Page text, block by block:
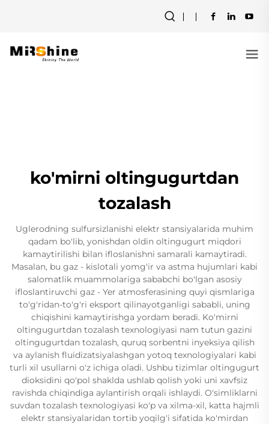
ko'mirni oltingugurtdan
tozalash
Uglerodning sulfursizlanishi elektr stansiyalarida muhim
qadam bo'lib, yonishdan oldin oltingugurt miqdori
kamaytirilishi bilan ifloslanishni samarali kamaytiradi.
Masalan, bu gaz - kislotali yomg'ir va astma hujumlari kabi
salomatlik muammolariga sababchi bo'lgan asosiy
ifloslantiruvchi gaz - Yer atmosferasining quyi qismlariga
to'g'ridan-to'g'ri eksport qilinayotganligi sababli, uning
chiqishini kamaytirishga yordam beradi. Ko'mirni
oltingugurtdan tozalash texnologiyasi nam tutun gazini
oltingugurtdan tozalash, quruq sorbentni inyeksiya qilish
va aylanish fluidizatsiyalashgan yotoq texnologiyalari kabi
turli xil usullarni o'z ichiga oladi. Ushbu tizimlar oltingugurt
dioksidini qo'pol shaklda ushlab qolish yoki uni xavfsiz
ravishda chiqindiga aylantirish orqali ishlaydi. O'simliklarni
suvdan tozalash texnologiyasi ko'p va xilma-xil, katta hajmli
elektr stansiyalaridan tortib yoqilg'i sifatida ko'mirdan